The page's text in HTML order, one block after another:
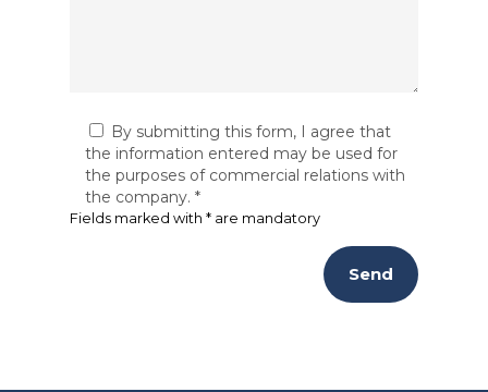
By submitting this form, I agree that
the information entered may be used for
the purposes of commercial relations with
the company. *
Fields marked with * are mandatory